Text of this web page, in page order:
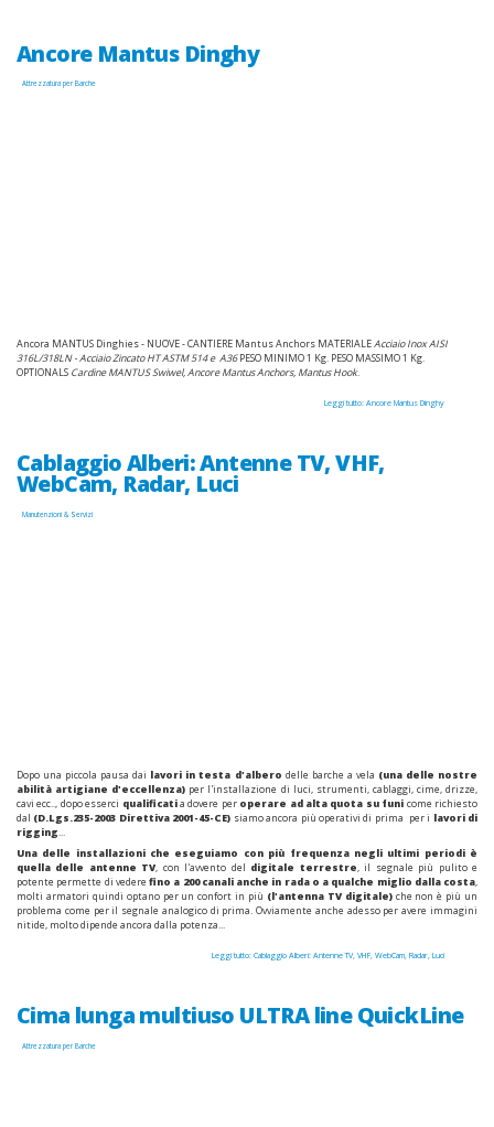
Ancore Mantus Dinghy
Attrezzatura per Barche
Ancora MANTUS Dinghies - NUOVE - CANTIERE Mantus Anchors MATERIALEAcciaio Inox AISI
316L/318LN - Acciaio ZincatoHT ASTM 514 e A36PESO MINIMO 1 Kg. PESO MASSIMO 1 Kg.
OPTIONALS Cardine MANTUS Swiwel, Ancore Mantus Anchors, Mantus Hook.
Leggi tutto: Ancore Mantus Dinghy
Cablaggio Alberi: Antenne TV, VHF,
WebCam, Radar, Luci
Manutenzioni & Servizi
Dopo una piccola pausa dai lavori in testa d'albero delle barche a vela (una delle nostre
abilità artigiane d'eccellenza) per l'installazione di luci, strumenti, cablaggi, cime, drizze,
cavi ecc.., dopo esserci qualificatia dovere per operare ad alta quota su funi come richiesto
dal (D.Lgs.235-2003 Direttiva 2001-45-CE) siamo ancora più operativi di prima per i lavori di
rigging...
Una delle installazioni che eseguiamo con più frequenza negli ultimi periodi è
quella delle antenne TV, con l'avvento del digitale terrestre, il segnale più pulito e
potente permette di vedere fino a 200 canali anche in rada o a qualche miglio dalla costa,
molti armatori quindi optano per un confort in più (l'antenna TV digitale)che non è più un
problema come per il segnale analogico di prima. Ovviamente anche adesso per avere immagini
nitide, molto dipende ancora dalla potenza...
Leggi tutto: Cablaggio Alberi: Antenne TV, VHF, WebCam, Radar, Luci
Cima lunga multiuso ULTRA line QuickLine
Attrezzatura per Barche